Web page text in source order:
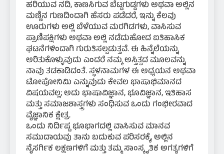
ಹರಿಯುವ ನದಿ, ಕಾಣಸಿಗುವ ಬೆಟ್ಟಗುಡ್ಡಗಳು ಅಥವಾ ಅಲ್ಲಿನ
ಮಣ್ಣಿನ ಗುಣದಿಂದಾಗಿ ಹೆಸರು ಪಡೆದರೆ, ಇನ್ನು ಕೆಲವು
ಊರುಗಳು ಅಲ್ಲಿ ಬೆಳೆಯುವ ಮರಗಿಡಗಳು, ವಾಸಿಸುವ
ಪ್ರಾಣಿಪಕ್ಷಿಗಳು ಅಥವಾ ಅಲ್ಲಿ ನಡೆದುಹೋದ ಐತಿಹಾಸಿಕ
ಘಟನೆಗಳಿಂದಾಗಿ ಗುರುತಿಸಲ್ಪಡುತ್ತವೆ. ಈ ಹಿನ್ನೆಲೆಯನ್ನು
ಅರಿತುಕೊಳ್ಳುವುದು ಎಂದರೆ ನಮ್ಮ ಅಸ್ತಿತ್ವದ ಮೂಲವನ್ನು
ನಾವು ತಡಕಾಡಿದಂತೆ. ಸ್ಥಳನಾಮಗಳ ಈ ಅಧ್ಯಯನ ಅಥವಾ
ಟೋಪೋನಿಮಿ ಎನ್ನುವುದು ಕೇವಲ ಭಾಷಾಭಿಮಾನದ
ವಿಷಯವಲ್ಲ; ಅದು ಭಾಷಾವಿಜ್ಞಾನ, ಭೂವಿಜ್ಞಾನ, ಇತಿಹಾಸ
ಮತ್ತು ಸಮಾಜಶಾಸ್ತ್ರಗಳು ಸಂಧಿಸುವ ಒಂದು ಗಂಭೀರವಾದ
ವೈಜ್ಞಾನಿಕ ಕ್ಷೇತ್ರ.
ಒಂದು ನಿರ್ದಿಷ್ಟ ಭೂಭಾಗದಲ್ಲಿ ವಾಸಿಸುವ ಮಾನವ
ಸಮುದಾಯವು ತಾನು ಬದುಕುವ ಪರಿಸರಕ್ಕೆ, ಅಲ್ಲಿನ
ನೈಸರ್ಗಿಕ ಲಕ್ಷಣಗಳಿಗೆ ಮತ್ತು ತಮ್ಮ ಸಾಂಸ್ಕೃತಿಕ ಅಗತ್ಯಗಳಿಗೆ